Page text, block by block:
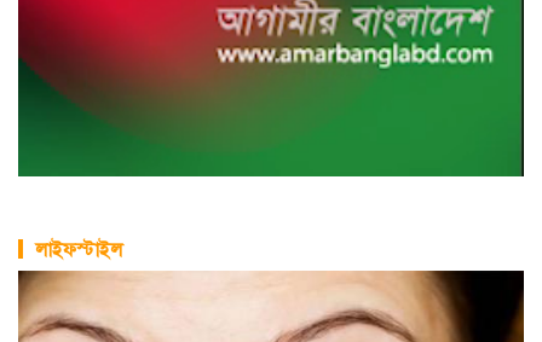
লাইফস্টাইল